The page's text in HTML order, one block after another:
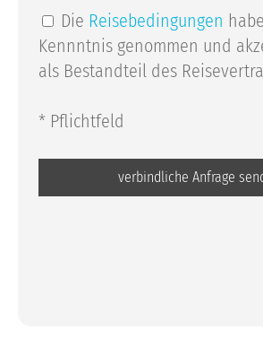
Die Reisebedingungen
Kennntnis genommen und
als Bestandteil des
* Pflichtfeld